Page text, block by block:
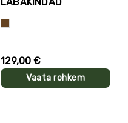
129,00 €
Vaata rohkem